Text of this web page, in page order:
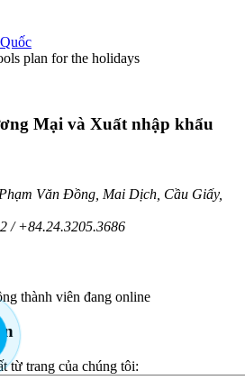
plan for the holidays
Mại và Xuất nhập khẩu
Văn Đồng, Mai Dịch, Cầu Giấy,
/ +84.24.3205.3686
thành viên đang online
từ trang của chúng tôi: